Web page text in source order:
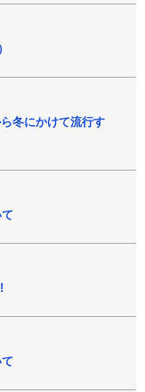
冬にかけて流行す